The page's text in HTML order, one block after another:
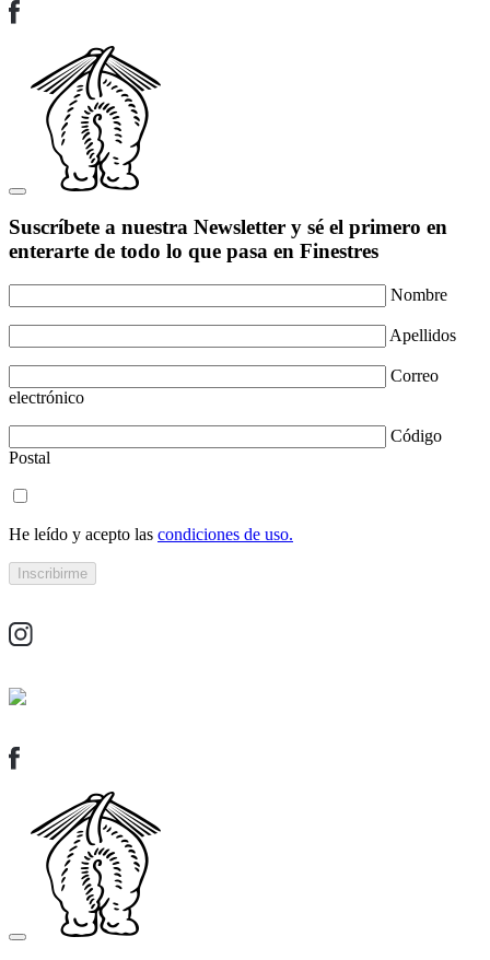
Suscríbete a nuestra Newsletter y sé el primero en
enterarte de todo lo que pasa en Finestres
Nombre
Apellidos
Correo
electrónico
Código
Postal
He leído y acepto las condiciones de uso.